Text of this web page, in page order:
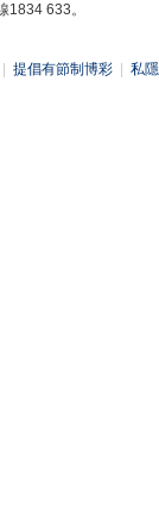
1834 633。
提倡有節制博彩 私